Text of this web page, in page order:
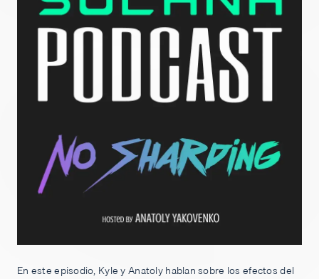
En este episodio, Kyle y Anatoly hablan sobre los efectos del